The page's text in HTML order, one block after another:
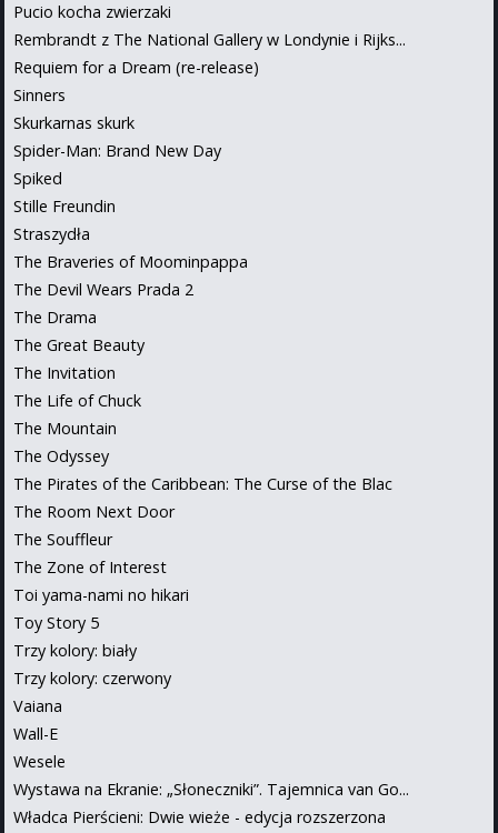
Pucio kocha zwierzaki
Rembrandt z The National Gallery w Londynie i Rijks...
Requiem for a Dream (re-release)
Sinners
Skurkarnas skurk
Spider-Man: Brand New Day
Spiked
Stille Freundin
Straszydła
The Braveries of Moominpappa
The Devil Wears Prada 2
The Drama
The Great Beauty
The Invitation
The Life of Chuck
The Mountain
The Odyssey
The Pirates of the Caribbean: The Curse of the Blac
The Room Next Door
The Souffleur
The Zone of Interest
Toi yama-nami no hikari
Toy Story 5
Trzy kolory: biały
Trzy kolory: czerwony
Vaiana
Wall-E
Wesele
Wystawa na Ekranie: „Słoneczniki”. Tajemnica van Go...
Władca Pierścieni: Dwie wieże - edycja rozszerzona